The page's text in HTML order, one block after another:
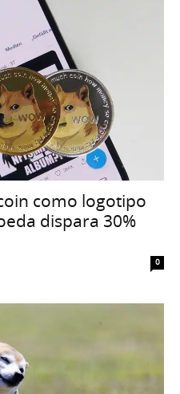
como logotipo
dispara 30%
0